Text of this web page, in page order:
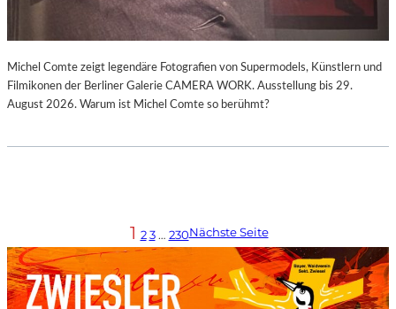
Michel Comte zeigt legendäre Fotografien von Supermodels, Künstlern und
Filmikonen der Berliner Galerie CAMERA WORK. Ausstellung bis 29.
August 2026. Warum ist Michel Comte so berühmt?
1 2 3 … 230Nächste Seite